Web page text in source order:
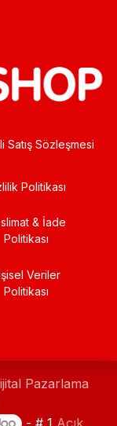
Satış Sözleşmesi
Politikası
& İade
Politikası
Veriler
Politikası
Pazarlama
- # 1 Açık